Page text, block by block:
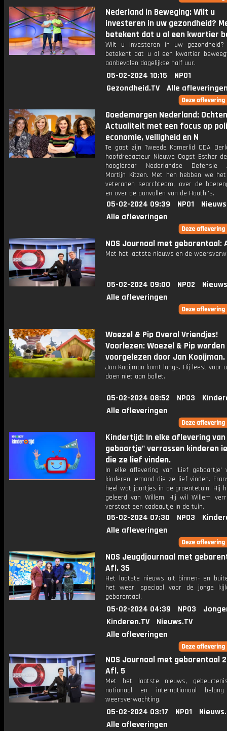
Nederland in Beweging: Wilt u
investeren in uw gezondheid?
betekent dat u al een kwartier
Wilt u investeren in uw gezondheid?
betekent dat u al een kwartier
aanbevolen dagelijkse half uur.
05-02-2024 10:15
NPO1
Gezondheid.TV
Alle
Goedemorgen Nederland:
Actualiteit met een focus op
economie, veiligheid en N
Te gast zijn Tweede Kamerlid CDA
hoofdredacteur Nieuwe Oogst Esther
hoogleraar Nederlandse Defensie
Martijn Kitzen. Met hen hebben we
veteranen searchteam, over de
en over de aanvallen van de Houthi's.
05-02-2024 09:39 NPO1
Alle afleveringen
NOS Journaal met gebarentaal:
Met het laatste nieuws en de
05-02-2024 09:00 NPO2
Alle afleveringen
Woezel & Pip Overal Vriendjes!
Voorlezen: Woezel & Pip worden
voorgelezen door Jan Kooijman.
Jan Kooijman komt langs. Hij leest voor
doen niet aan ballet.
05-02-2024 08:52 NPO3
Alle afleveringen
Kindertijd: In elke aflevering
gebaartje" verrassen kinderen
die ze lief vinden.
In elke aflevering van 'Lief gebaartje'
kinderen iemand die ze lief vinden.
heel wat jaartjes in de groentetuin. Hij
geleerd van Willem. Hij wil Willem
verstopt een cadeautje in de tuin.
05-02-2024 07:30 NPO3
Alle afleveringen
NOS Jeugdjournaal met
Afl. 35
Het laatste nieuws uit binnen- en
het weer, speciaal voor de jonge
gebarentaal.
05-02-2024 04:39 NPO3
Kinderen.TV
Nieuws.TV
Alle afleveringen
NOS Journaal met gebarentaal
Afl. 5
Met het laatste nieuws,
nationaal en internationaal
weersverwachting.
05-02-2024 03:17 NPO1
Alle afleveringen